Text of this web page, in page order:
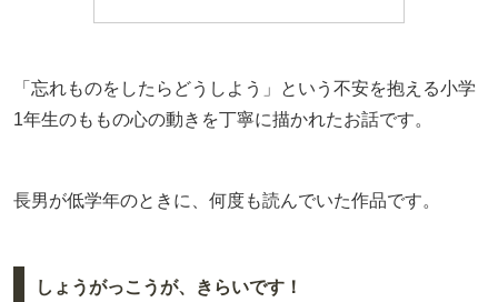
「忘れものをしたらどうしよう」という不安を抱える小学
1年生のももの心の動きを丁寧に描かれたお話です。
長男が低学年のときに、何度も読んでいた作品です。
しょうがっこうが、きらいです！